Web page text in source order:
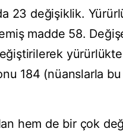
23 değişiklik.
madde 58.
184 (nüanslarla
hem de bir çok